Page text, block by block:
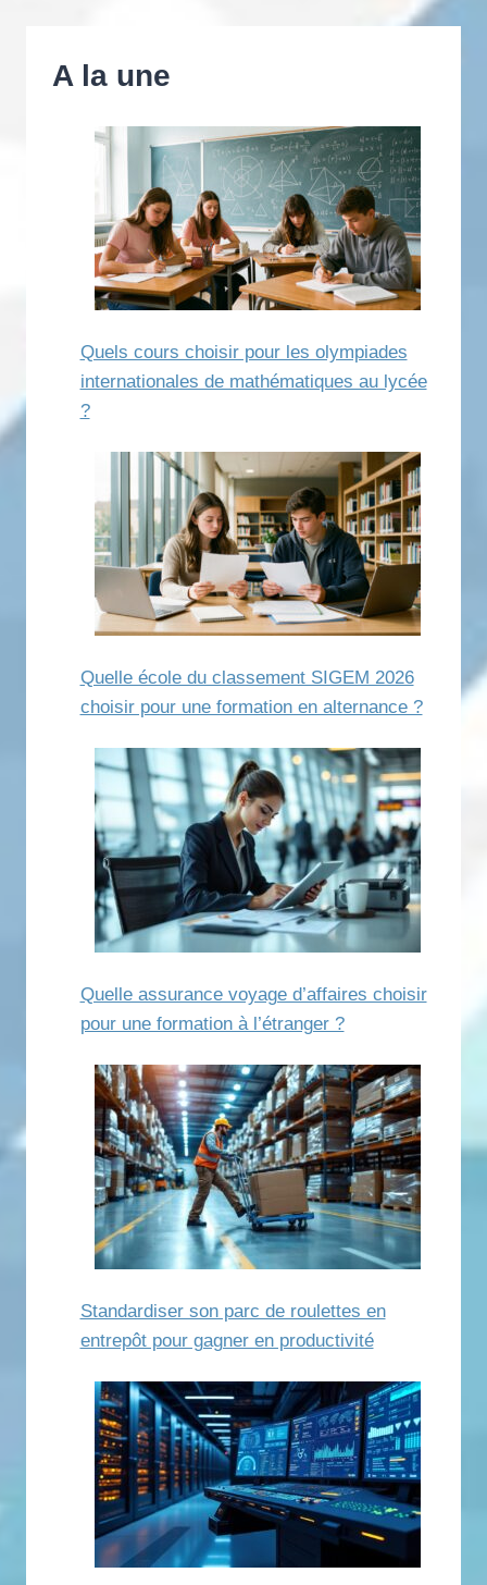
A la une
Quels cours choisir pour les olympiades
internationales de mathématiques au lycée
?
Quelle école du classement SIGEM 2026
choisir pour une formation en alternance ?
Quelle assurance voyage d’affaires choisir
pour une formation à l’étranger ?
Standardiser son parc de roulettes en
entrepôt pour gagner en productivité